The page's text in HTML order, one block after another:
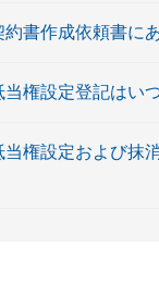
約書作成依頼書に
当権設定登記はい
当権設定および